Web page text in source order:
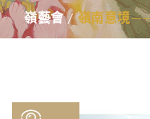
嶺藝會 嶺南意境